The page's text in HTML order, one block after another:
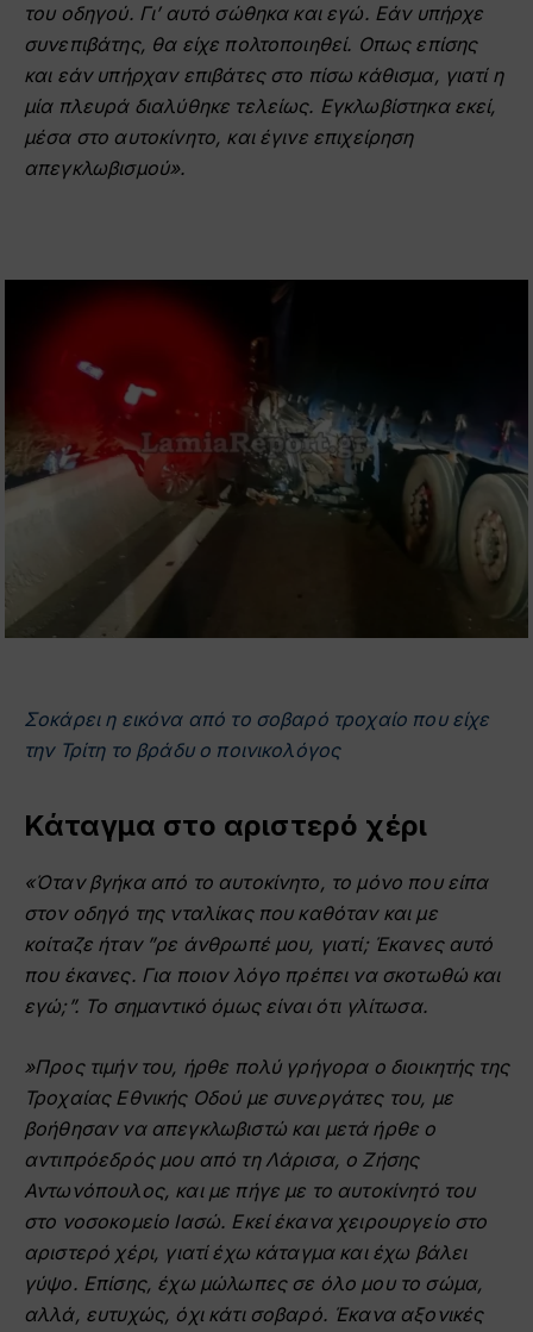
του οδηγού. Γι’ αυτό σώθηκα και εγώ. Εάν υπήρχε
συνεπιβάτης, θα είχε πολτοποιηθεί. Οπως επίσης
και εάν υπήρχαν επιβάτες στο πίσω κάθισμα, γιατί η
μία πλευρά διαλύθηκε τελείως. Εγκλωβίστηκα εκεί,
μέσα στο αυτοκίνητο, και έγινε επιχείρηση
απεγκλωβισμού».
Σοκάρει η εικόνα από το σοβαρό τροχαίο που είχε
την Τρίτη το βράδυ ο ποινικολόγος
Κάταγμα στο αριστερό χέρι
«Όταν βγήκα από το αυτοκίνητο, το μόνο που είπα
στον οδηγό της νταλίκας που καθόταν και με
κοίταζε ήταν ”ρε άνθρωπέ μου, γιατί; Έκανες αυτό
που έκανες. Για ποιον λόγο πρέπει να σκοτωθώ και
εγώ;”. Το σημαντικό όμως είναι ότι γλίτωσα.
»Προς τιμήν του, ήρθε πολύ γρήγορα ο διοικητής της
Τροχαίας Εθνικής Οδού με συνεργάτες του, με
βοήθησαν να απεγκλωβιστώ και μετά ήρθε ο
αντιπρόεδρός μου από τη Λάρισα, ο Ζήσης
Αντωνόπουλος, και με πήγε με το αυτοκίνητό του
στο νοσοκομείο Ιασώ. Εκεί έκανα χειρουργείο στο
αριστερό χέρι, γιατί έχω κάταγμα και έχω βάλει
γύψο. Επίσης, έχω μώλωπες σε όλο μου το σώμα,
αλλά, ευτυχώς, όχι κάτι σοβαρό. Έκανα αξονικές